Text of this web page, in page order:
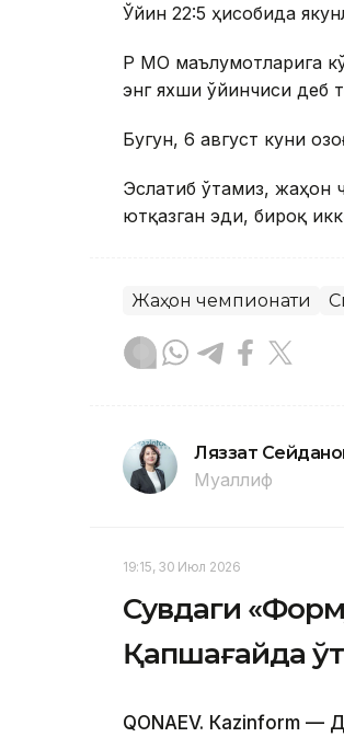
Ўйин 22:5 ҳисобида
ҚР МОҚ маълумотларига
энг яхши ўйинчиси деб
Бугун, 6 август куни
Эслатиб ўтамиз, жаҳон
ютқазган эди, бироқ
Жаҳон чемпионати
Ляззат
Муаллиф
19:15, 30 Июл 2026
Сувдаги
Қапшағайда
QONAEV. Кazinform —